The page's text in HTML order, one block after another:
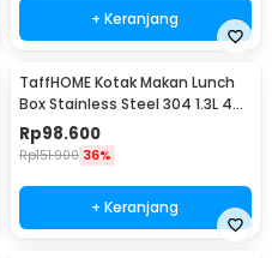
+ Keranjang
TaffHOME Kotak Makan Lunch
Box Stainless Steel 304 1.3L 4
Grid - U-4
Rp98.600
Rp151.900 36%
+ Keranjang